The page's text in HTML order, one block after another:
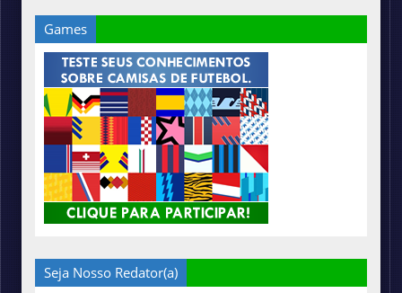
Games
Seja Nosso Redator(a)